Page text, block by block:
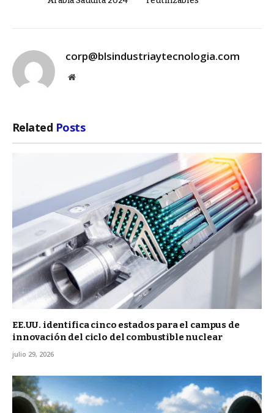
corp@blsindustriaytecnologia.com
Website
Related Posts
EE.UU. identifica cinco estados para el campus de
innovación del ciclo del combustible nuclear
julio 29, 2026